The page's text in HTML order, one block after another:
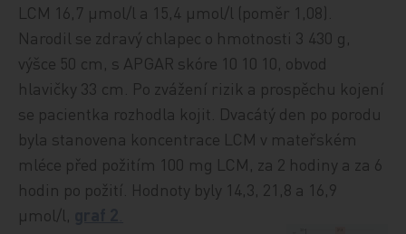
LCM 16,7 µmol/l a 15,4 µmol/l (poměr 1,08).
Narodil se zdravý chlapec o hmotnosti 3 430 g,
výšce 50 cm, s APGAR skóre 10 10 10, obvod
hlavičky 33 cm. Po zvážení rizik a prospěchu kojení
se pacientka rozhodla kojit. Dvacátý den po porodu
byla stanovena koncentrace LCM v mateřském
mléce před požitím 100 mg LCM, za 2 hodiny a za 6
hodin po požití. Hodnoty byly 14,3, 21,8 a 16,9
µmol/l,